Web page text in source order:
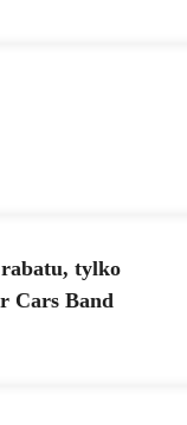
tylko
Cars Band